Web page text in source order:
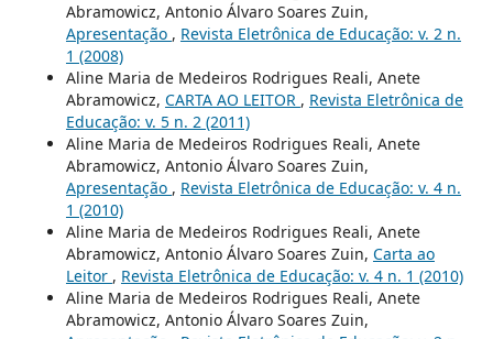
Abramowicz, Antonio Álvaro Soares Zuin,
Apresentação , Revista Eletrônica de Educação: v. 2 n.
1 (2008)
Aline Maria de Medeiros Rodrigues Reali, Anete
Abramowicz, CARTA AO LEITOR , Revista Eletrônica de
Educação: v. 5 n. 2 (2011)
Aline Maria de Medeiros Rodrigues Reali, Anete
Abramowicz, Antonio Álvaro Soares Zuin,
Apresentação , Revista Eletrônica de Educação: v. 4 n.
1 (2010)
Aline Maria de Medeiros Rodrigues Reali, Anete
Abramowicz, Antonio Álvaro Soares Zuin, Carta ao
Leitor , Revista Eletrônica de Educação: v. 4 n. 1 (2010)
Aline Maria de Medeiros Rodrigues Reali, Anete
Abramowicz, Antonio Álvaro Soares Zuin,